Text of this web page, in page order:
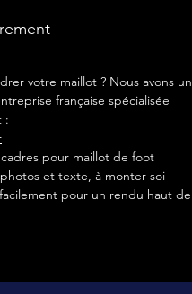
votre maillot ? Nous avons un
française spécialisée
:
pour maillot de foot
et texte, à monter soi-
pour un rendu haut de